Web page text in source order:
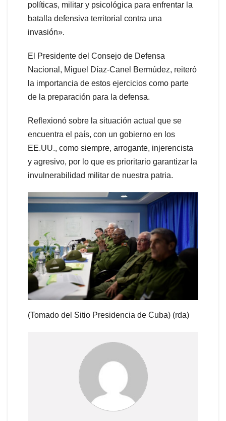
políticas, militar y psicológica para enfrentar la
batalla defensiva territorial contra una
invasión».
El Presidente del Consejo de Defensa
Nacional, Miguel Díaz-Canel Bermúdez, reiteró
la importancia de estos ejercicios como parte
de la preparación para la defensa.
Reflexionó sobre la situación actual que se
encuentra el país, con un gobierno en los
EE.UU., como siempre, arrogante, injerencista
y agresivo, por lo que es prioritario garantizar la
invulnerabilidad militar de nuestra patria.
(Tomado del Sitio Presidencia de Cuba) (rda)